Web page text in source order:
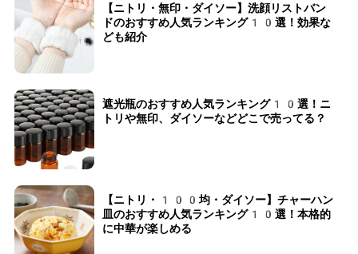
【ニトリ・無印・ダイソー】洗顔リストバン
ドのおすすめ人気ランキング10選！効果な
ども紹介
遮光瓶のおすすめ人気ランキング10選！ニ
トリや無印、ダイソーなどどこで売ってる？
【ニトリ・100均・ダイソー】チャーハン
皿のおすすめ人気ランキング10選！本格的
に中華が楽しめる